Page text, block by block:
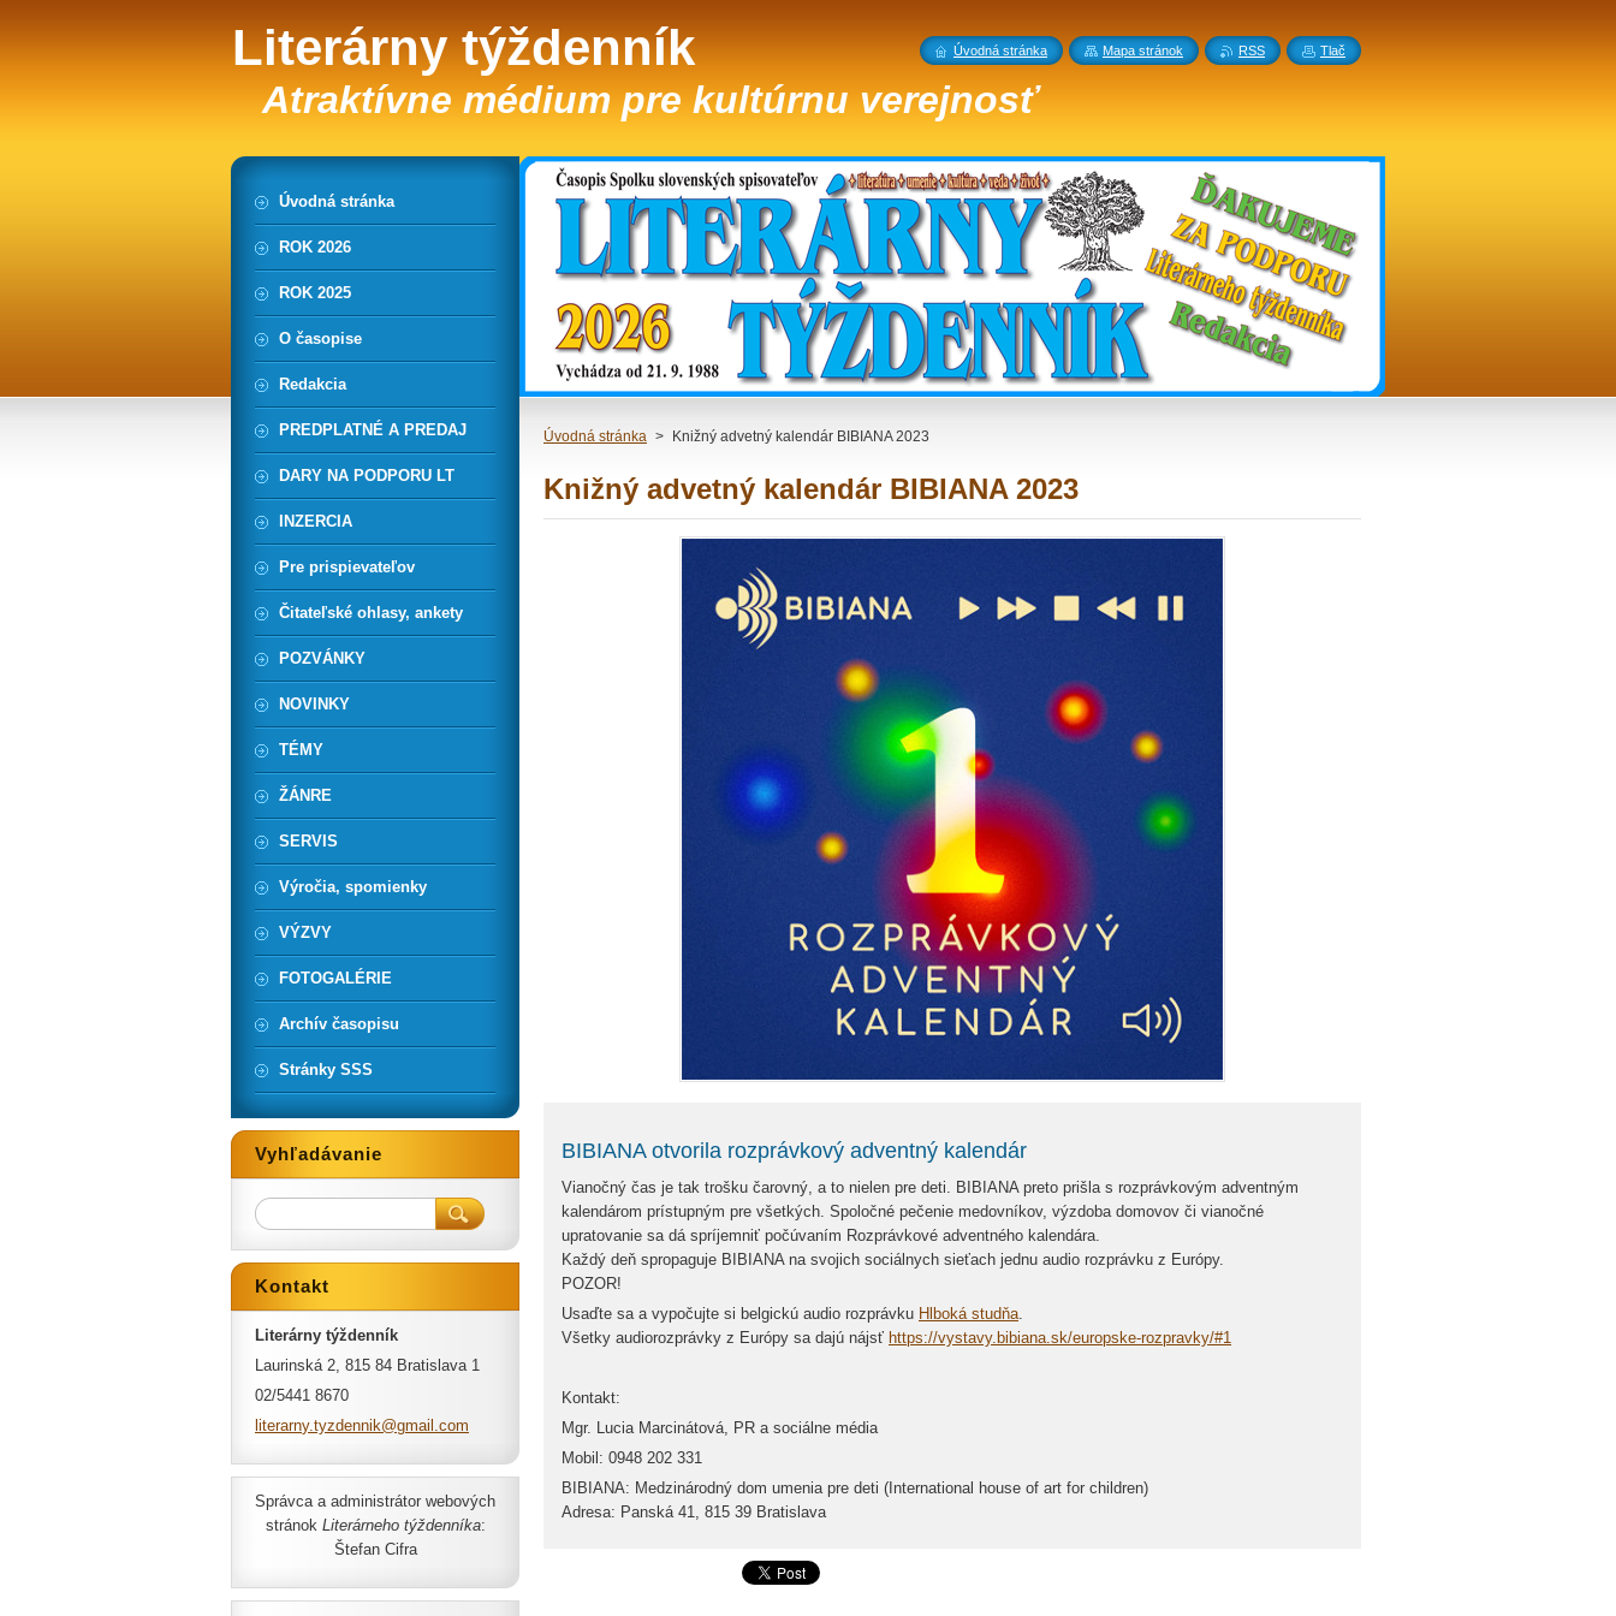
Literárny týždenník
Atraktívne médium pre kultúrnu verejnosť
Úvodná stránka > Knižný advetný kalendár BIBIANA 2023
Knižný advetný kalendár BIBIANA 2023
BIBIANA otvorila rozprávkový adventný kalendár
Vianočný čas je tak trošku čarovný, a to nielen pre deti. BIBIANA preto prišla s rozprávkovým adventným
kalendárom prístupným pre všetkých. Spoločné pečenie medovníkov, výzdoba domovov či vianočné
upratovanie sa dá spríjemniť počúvaním Rozprávkové adventného kalendára.
Každý deň spropaguje BIBIANA na svojich sociálnych sieťach jednu audio rozprávku z Európy.
POZOR!
Usaďte sa a vypočujte si belgickú audio rozprávku Hlboká studňa.
Všetky audiorozprávky z Európy sa dajú nájsť https://vystavy.bibiana.sk/europske-rozpravky/#1
Kontakt:
Mgr. Lucia Marcinátová, PR a sociálne média
Mobil: 0948 202 331
BIBIANA: Medzinárodný dom umenia pre deti (International house of art for children)
Adresa: Panská 41, 815 39 Bratislava
Úvodná stránka
ROK 2026
ROK 2025
O časopise
Redakcia
PREDPLATNÉ A PREDAJ
DARY NA PODPORU LT
INZERCIA
Pre prispievateľov
Čitateľské ohlasy, ankety
POZVÁNKY
NOVINKY
TÉMY
ŽÁNRE
SERVIS
Výročia, spomienky
VÝZVY
FOTOGALÉRIE
Archív časopisu
Stránky SSS
Vyhľadávanie
Kontakt
Literárny týždenník
Laurinská 2, 815 84 Bratislava 1
02/5441 8670
literarny.tyzdennik@gmai l.com
Správca a administrátor webových
stránok Literárneho týždenníka:
Štefan Cifra
Úvodná stránka Mapa stránok RSS Tlač